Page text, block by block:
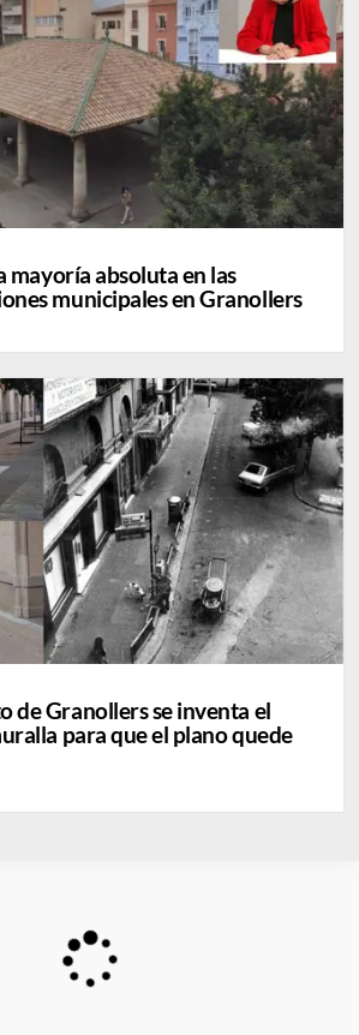
mayoría absoluta en las
municipales en Granollers
de Granollers se inventa el
para que el plano quede